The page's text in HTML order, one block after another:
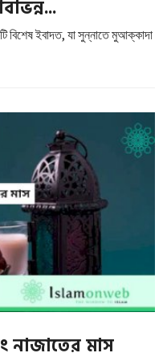
বিশেষ ইবাদত, যা সুন্নাতে মুআক্কাদা
নাজাতের মাস